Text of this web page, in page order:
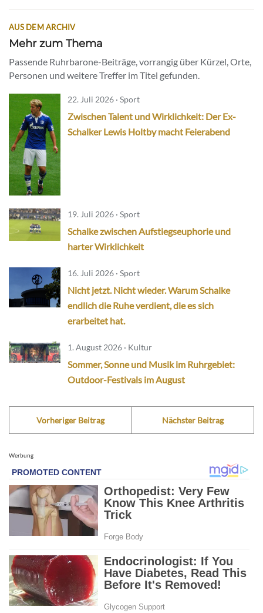
AUS DEM ARCHIV
Mehr zum Thema
Passende Ruhrbarone-Beiträge, vorrangig über Kürzel, Orte,
Personen und weitere Treffer im Titel gefunden.
22. Juli 2026 · Sport
Zwischen Talent und Wirklichkeit: Der Ex-
Schalker Lewis Holtby macht Feierabend
19. Juli 2026 · Sport
Schalke zwischen Aufstiegseuphorie und
harter Wirklichkeit
16. Juli 2026 · Sport
Nicht jetzt. Nicht wieder. Warum Schalke
endlich die Ruhe verdient, die es sich
erarbeitet hat.
1. August 2026 · Kultur
Sommer, Sonne und Musik im Ruhrgebiet:
Outdoor-Festivals im August
Vorheriger Beitrag Nächster Beitrag
Werbung